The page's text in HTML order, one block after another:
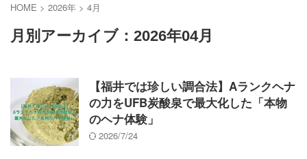
HOME > 2026年 > 4月
月別アーカイブ：2026年04月
【福井では珍しい調合法】Aランクヘナ
の力をUFB炭酸泉で最大化した「本物
のヘナ体験」
2026/7/24